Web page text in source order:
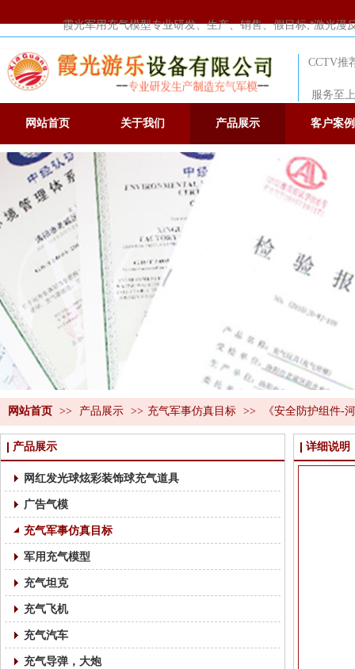
霞光军用充气模型专业研发、生产、销售、假目标,*激光
CCTV推
服务至
网站首页 关于我们 产品展示 客户案例
网站首页 >> 产品展示 >> 充气军事仿真目标 >> 《安全防护组件-
产品展示
网红发光球炫彩装饰球充气道具
广告气模
充气军事仿真目标
军用充气模型
充气坦克
充气飞机
充气汽车
充气导弹，大炮
详细说明